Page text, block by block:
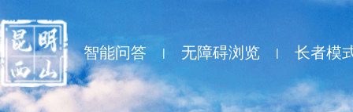
智能问答 | 无障碍浏览 | 长者模